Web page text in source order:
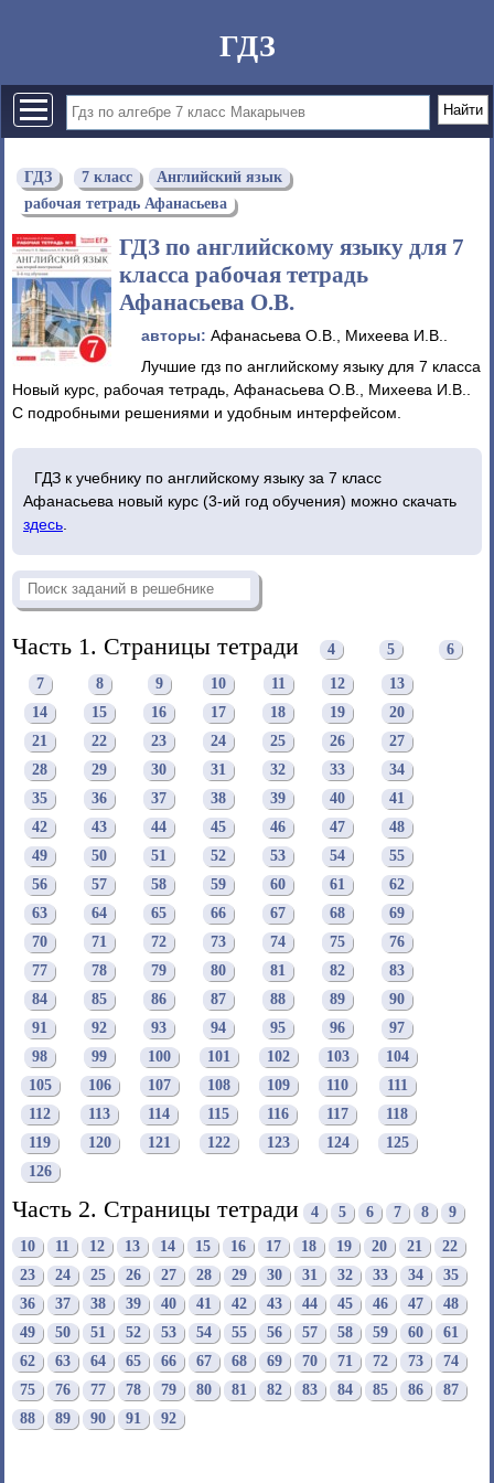
ГДЗ
ГДЗ 7 класс
Английский язык
рабочая тетрадь Афанасьева
ГДЗ по английскому языку для 7
класса рабочая тетрадь
Афанасьева О.В.
авторы: Афанасьева О.В., Михеева И.В..
Лучшие гдз по английскому языку для 7 класса
Новый курс, рабочая тетрадь, Афанасьева О.В., Михеева И.В..
С подробными решениями и удобным интерфейсом.
ГДЗ к учебнику по английскому языку за 7 класс
Афанасьева новый курс (3-ий год обучения) можно скачать
здесь
Часть 1. Страницы тетради 4 5 6
7 8 9 10 11 12
13
14
15 16 17 18 19
20
21
22 23 24 25 26
27
28
29 30 31 32 33
34
35
36 37 38 39 40
41
42
43 44 45 46 47
48
49
50 51 52 53 54
55
56
57 58 59 60 61
62
63
64 65 66 67 68
69
70
71 72 73 74 75
76
77
78 79 80 81 82
83
84
85 86 87 88 89
90
91
92 93 94 95 96
97
98
99 100 101 102 103
104
105
106 107 108 109 110
111
112
113 114 115 116 117
118
119
120 121 122 123 124
125
126
Часть 2. Страницы тетради 4 5 6 7 8 9
10 11 12 13 14 15 16 17 18 19 20 21
22
23
24 25 26 27 28 29 30 31 32 33 34
35
36
37 38 39 40 41 42 43 44 45 46 47
48
49
50 51 52 53 54 55 56 57 58 59 60
61
62
63 64 65 66 67 68 69 70 71 72 73
74
75
76 77 78 79 80 81 82 83 84 85 86
87
88
89 90 91 92